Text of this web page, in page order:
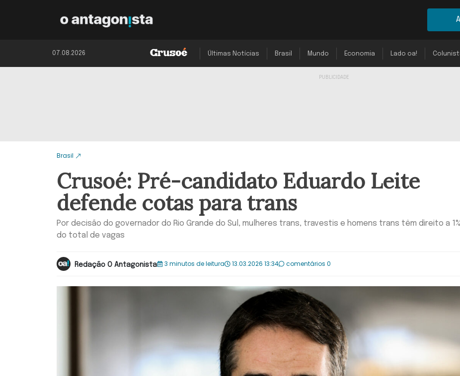
07.08.2026 Últimas Notícias Brasil Mundo Economia Lado oa!
Brasil
Crusoé: Pré-candidato Eduardo Leite
defende cotas para trans
Por decisão do governador do Rio Grande do Sul, mulheres trans, travestis e homens trans têm direito a 1%
do total de vagas
Redação O Antagonista 3 minutos de leitura 13.03.2026 13:34 comentários 0